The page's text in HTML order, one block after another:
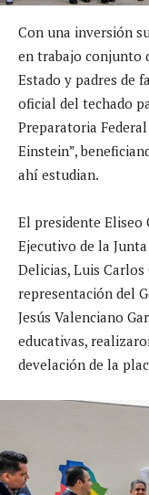
Con una inversión
en trabajo conjunto
Estado y padres de
oficial del techado
Preparatoria
Einstein”,
ahí estudian.
El presidente Eliseo
Ejecutivo de la
Delicias, Luis
representación del
Jesús Valenciano
educativas,
develación de la